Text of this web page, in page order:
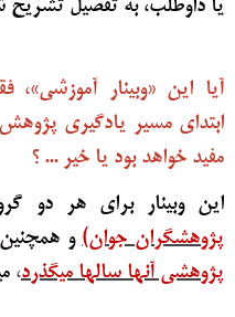
یا داوطلب، به تفصیل
آیا این «وبینار
ابتدای مسیر یادگیری
مفید خواهد بود یا خیر ... ؟
این وبینار برای هر دو
پژوهشگران جوان) و همچنین
پژوهشی آنها سالها میگذرد،